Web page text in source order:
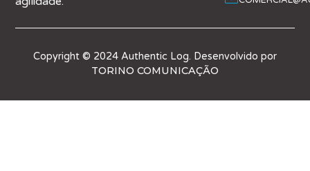
Copyright © 2024 Authentic Log. Desenvolvido por
TORINO COMUNICAÇÃO